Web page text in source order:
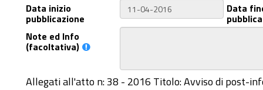
Data inizio
pubblicazione
Data
Note ed Info
(facoltativa)
Allegati all'atto n: 38 - 2016 Titolo: Avviso di post-